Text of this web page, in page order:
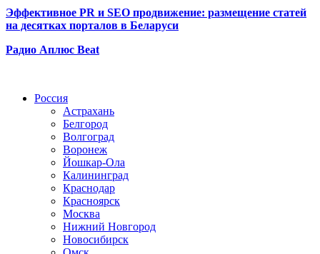
Эффективное PR и SEO продвижение: размещение статей
на десятках порталов в Беларуси
Радио Аплюс Beat
Россия
Астрахань
Белгород
Волгоград
Воронеж
Йошкар-Ола
Калининград
Краснодар
Красноярск
Москва
Нижний Новгород
Новосибирск